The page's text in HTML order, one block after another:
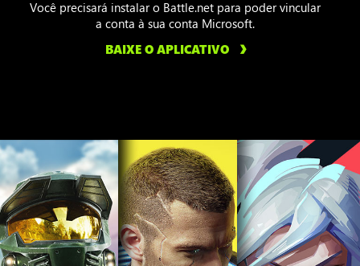
Você precisará instalar o Battle.net para poder vincular
a conta à sua conta Microsoft.
BAIXE O APLICATIVO